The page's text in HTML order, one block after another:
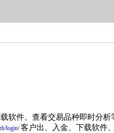
软件、查看交易品种即时分析
login/客户出、入金、下载软件